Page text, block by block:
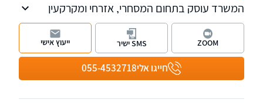
המשרד עוסק בתחום המסחרי, אזרחי ומקרקעין
ומספק כבר למעלה מ-23 שנה ייצוג משפטי
ללקוחות עסקיים ופרטיים. למשרד סניפים בתל
אביב וברחובות.
חייגו אלי055-4532718
ZOOM SMS ישיר ייעוץ אישי